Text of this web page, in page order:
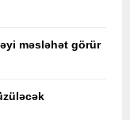
məsləhət görür